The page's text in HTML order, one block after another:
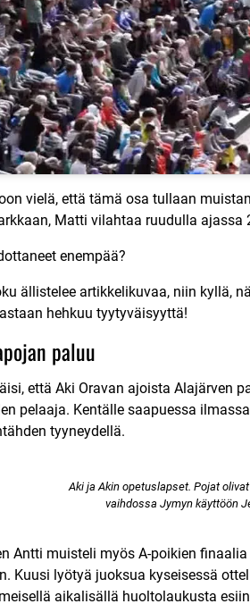
vielä, että tämä osa tullaan
Matti vilahtaa ruudulla ajassa
enempää?
ällistelee artikkelikuvaa, niin kyllä,
hehkuu tyytyväisyyttä!
paluu
että Aki Oravan ajoista Alajärven
pelaaja. Kentälle saapuessa
tyyneydellä.
Aki ja Akin opetuslapset. Pojat
vaihdossa Jymyn käyttöön
Antti muisteli myös A-poikien
Kuusi lyötyä juoksua kyseisessä
aikalisällä huoltolaukusta